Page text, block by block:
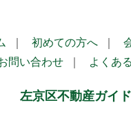
｜ 初めての方へ ｜
問い合わせ
｜ よくあ
左京区不動産ガイド